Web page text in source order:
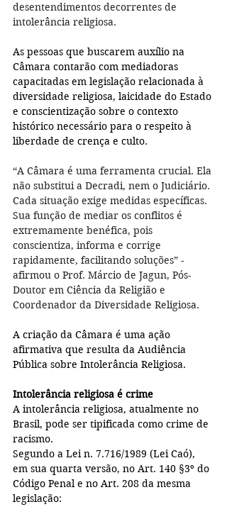
desentendimentos decorrentes de
intolerância religiosa.
As pessoas que buscarem auxílio na
Câmara contarão com mediadoras
capacitadas em legislação relacionada à
diversidade religiosa, laicidade do Estado
e conscientização sobre o contexto
histórico necessário para o respeito à
liberdade de crença e culto.
“A Câmara é uma ferramenta crucial. Ela
não substitui a Decradi, nem o Judiciário.
Cada situação exige medidas específicas.
Sua função de mediar os conflitos é
extremamente benéfica, pois
conscientiza, informa e corrige
rapidamente, facilitando soluções” -
afirmou o Prof. Márcio de Jagun, Pós-
Doutor em Ciência da Religião e
Coordenador da Diversidade Religiosa.
A criação da Câmara é uma ação
afirmativa que resulta da Audiência
Pública sobre Intolerância Religiosa.
Intolerância religiosa é crime
A intolerância religiosa, atualmente no
Brasil, pode ser tipificada como crime de
racismo.
Segundo a Lei n. 7.716/1989 (Lei Caó),
em sua quarta versão, no Art. 140 §3º do
Código Penal e no Art. 208 da mesma
legislação: